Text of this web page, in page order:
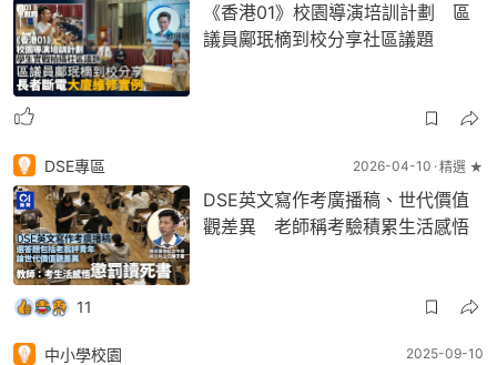
《香港01》校園導演培訓計劃 區
議員鄺珉樀到校分享社區議題
DSE專區 2026-04-10 精選 ★
DSE英文寫作考廣播稿、世代價值
觀差異 老師稱考驗積累生活感悟
11
中小學校園 2025-09-10